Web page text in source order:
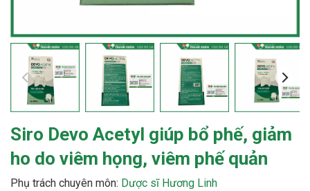
Siro Devo Acetyl giúp bổ phế, giảm
ho do viêm họng, viêm phế quản
Phụ trách chuyên môn: Dược sĩ Hương Linh